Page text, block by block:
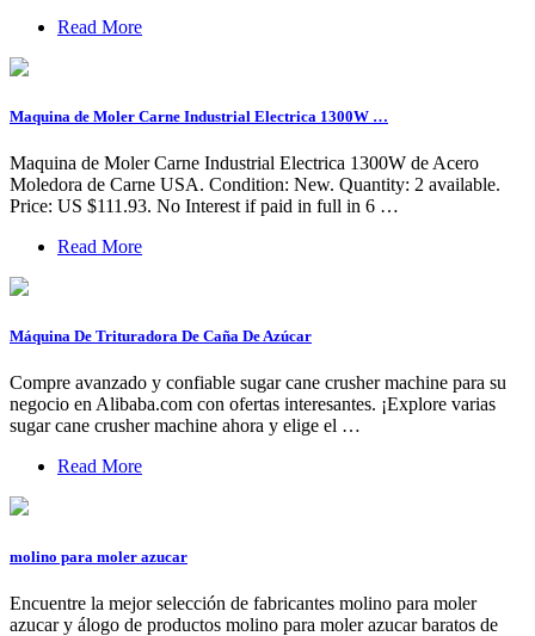
Read More
Maquina de Moler Carne Industrial Electrica 1300W …
Maquina de Moler Carne Industrial Electrica 1300W de Acero
Moledora de Carne USA. Condition: New. Quantity: 2 available.
Price: US $111.93. No Interest if paid in full in 6 …
Read More
Máquina De Trituradora De Caña De Azúcar
Compre avanzado y confiable sugar cane crusher machine para su
negocio en Alibaba.com con ofertas interesantes. ¡Explore varias
sugar cane crusher machine ahora y elige el …
Read More
molino para moler azucar
Encuentre la mejor selección de fabricantes molino para moler
azucar y álogo de productos molino para moler azucar baratos de